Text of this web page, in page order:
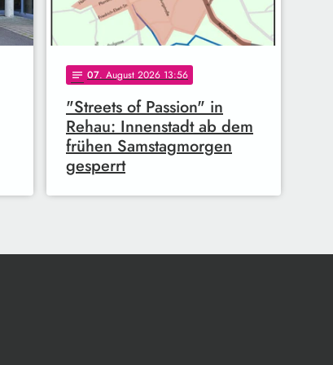
notes 07. August 2026 13:56
"Streets of Passion" in
Rehau: Innenstadt ab dem
frühen Samstagmorgen
gesperrt